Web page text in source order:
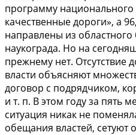
программу
качественные дороги», а
направлены из
наукограда. Но на
прежнему нет. Отсутствие
власти объясняют
договор с подрядчиком,
и т. п. В этом году за пять
ситуация никак не
обещания властей, сетуют